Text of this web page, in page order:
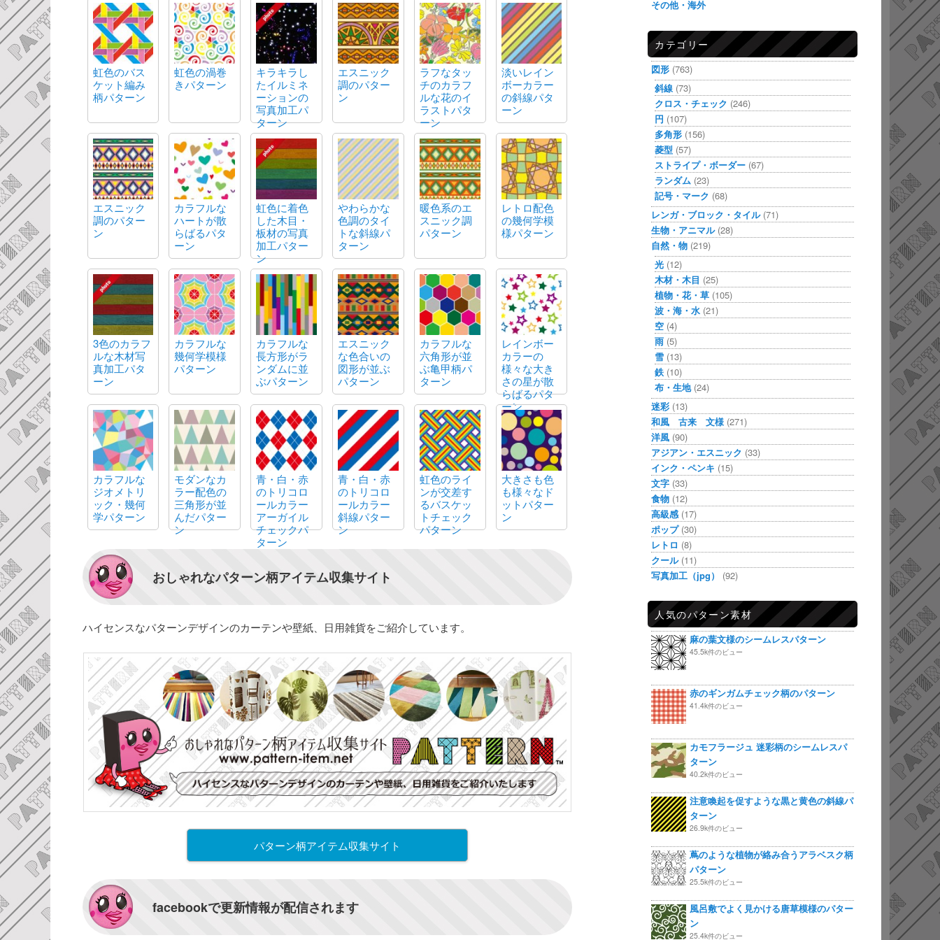
虹色のバス
ケット編み
柄パターン
虹色の渦巻
きパターン
キラキラし
たイルミネ
ーションの
写真加工パ
ターン
エスニック
調のパター
ン
ラフなタッ
チのカラフ
ルな花のイ
ラストパタ
ーン
淡いレイン
ボーカラー
の斜線パタ
ーン
エスニック
調のパター
ン
カラフルな
ハートが散
らばるパタ
ーン
虹色に着色
した木目・
板材の写真
加工パター
ン
やわらかな
色調のタイ
トな斜線パ
ターン
暖色系のエ
スニック調
パターン
レトロ配色
の幾何学模
様パターン
3色のカラフ
ルな木材写
真加工パタ
ーン
カラフルな
幾何学模様
パターン
カラフルな
長方形がラ
ンダムに並
ぶパターン
エスニック
な色合いの
図形が並ぶ
パターン
カラフルな
六角形が並
ぶ亀甲柄パ
ターン
レインボー
カラーの
様々な大き
さの星が散
らばるパタ
ーン
カラフルな
ジオメトリ
ック・幾何
学パターン
モダンなカ
ラー配色の
三角形が並
んだパター
ン
青・白・赤
のトリコロ
ールカラー
アーガイル
チェックパ
ターン
青・白・赤
のトリコロ
ールカラー
斜線パター
ン
虹色のライ
ンが交差す
るバスケッ
トチェック
パターン
大きさも色
も様々なド
ットパター
ン
おしゃれなパターン柄アイテム収集サイト
ハイセンスなパターンデザインのカーテンや壁紙、日用雑貨をご紹介しています。
パターン柄アイテム収集サイト
facebookで更新情報が配信されます
その他・海外
カテゴリー
図形 (763)
斜線 (73)
クロス・チェック (246)
円 (107)
多角形 (156)
菱型 (57)
ストライプ・ボーダー (67)
ランダム (23)
記号・マーク (68)
レンガ・ブロック・タイル(71)
生物・アニマル(28)
自然・物 (219)
光 (12)
木材・木目 (25)
植物・花・草 (105)
波・海・水 (21)
空 (4)
雨 (5)
雪 (13)
鉄 (10)
布・生地(24)
迷彩 (13)
和風 古来 文様 (271)
洋風 (90)
アジアン・エスニック (33)
インク・ペンキ (15)
文字 (33)
食物 (12)
高級感 (17)
ポップ(30)
レトロ (8)
クール(11)
写真加工（jpg）
(92)
人気のパターン素材
麻の葉文様のシームレスパターン
45.5k件のビュー
赤のギンガムチェック柄のパターン
41.4k件のビュー
カモフラージュ 迷彩柄のシームレスパ
ターン
40.2k件のビュー
注意喚起を促すような黒と黄色の斜線パ
ターン
26.9k件のビュー
蔦のような植物が絡み合うアラベスク柄
パターン
25.5k件のビュー
風呂敷でよく見かける唐草模様のパター
ン
25.4k件のビュー